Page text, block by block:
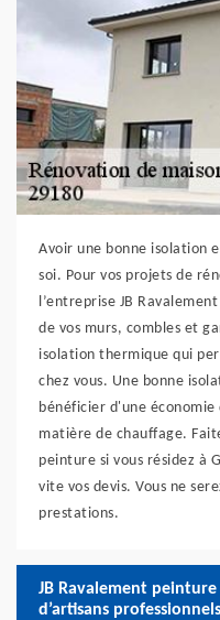
Avoir une bonne isolation
soi. Pour vos projets de
l’entreprise JB
de vos murs, combles et
isolation thermique qui
chez vous. Une bonne
bénéficier d'une
matière de chauffage.
peinture si vous résidez à
vite vos devis. Vous ne
prestations.
JB Ravalement
d’artisans